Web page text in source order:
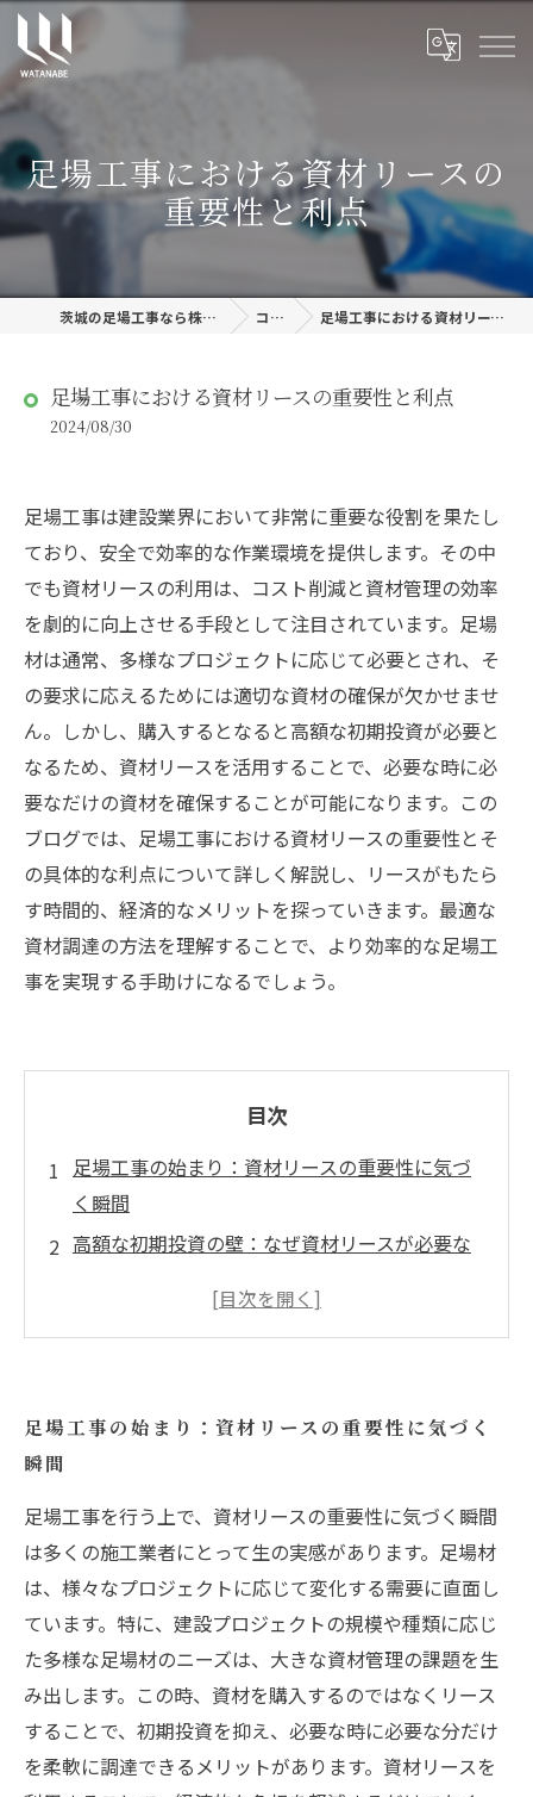
足場工事における資材リースの
重要性と利点
茨城の足場工事なら株式会社渡邊建設 コラム 足場工事における資材リースの重要性と利点
足場工事における資材リースの重要性と利点
2024/08/30
足場工事は建設業界において非常に重要な役割を果たし
ており、安全で効率的な作業環境を提供します。その中
でも資材リースの利用は、コスト削減と資材管理の効率
を劇的に向上させる手段として注目されています。足場
材は通常、多様なプロジェクトに応じて必要とされ、そ
の要求に応えるためには適切な資材の確保が欠かせませ
ん。しかし、購入するとなると高額な初期投資が必要と
なるため、資材リースを活用することで、必要な時に必
要なだけの資材を確保することが可能になります。この
ブログでは、足場工事における資材リースの重要性とそ
の具体的な利点について詳しく解説し、リースがもたら
す時間的、経済的なメリットを探っていきます。最適な
資材調達の方法を理解することで、より効率的な足場工
事を実現する手助けになるでしょう。
目次
足場工事の始まり：資材リースの重要性に気づ
く瞬間
高額な初期投資の壁：なぜ資材リースが必要な
多様なプロジェクトに応える資材リースの利点
時間的・経済的メリットを探る：リースの実際
資材リースを使った成功例：実際の足場工事の
現場から
足場工事を効率化するための資材リースの最適
な活用法
足場工事の始まり：資材リースの重要性に気づく
瞬間
足場工事を行う上で、資材リースの重要性に気づく瞬間
は多くの施工業者にとって生の実感があります。足場材
は、様々なプロジェクトに応じて変化する需要に直面し
ています。特に、建設プロジェクトの規模や種類に応じ
た多様な足場材のニーズは、大きな資材管理の課題を生
み出します。この時、資材を購入するのではなくリース
することで、初期投資を抑え、必要な時に必要な分だけ
を柔軟に調達できるメリットがあります。資材リースを